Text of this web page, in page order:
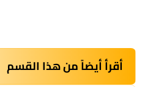
أقرأ أيضاً من هذا القسم